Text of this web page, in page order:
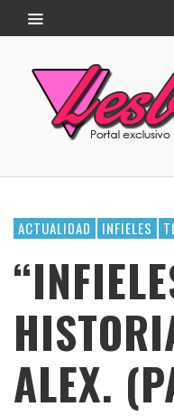
ACTUALIDAD INFIELES
ALEX.